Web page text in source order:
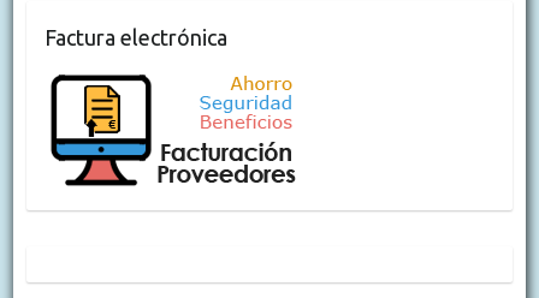
Factura electrónica